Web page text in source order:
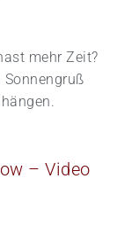
mehr Zeit?
Sonnengruß
– Video